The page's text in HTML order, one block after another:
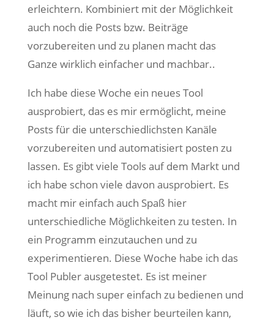
erleichtern. Kombiniert mit der Möglichkeit
auch noch die Posts bzw. Beiträge
vorzubereiten und zu planen macht das
Ganze wirklich einfacher und machbar..
Ich habe diese Woche ein neues Tool
ausprobiert, das es mir ermöglicht, meine
Posts für die unterschiedlichsten Kanäle
vorzubereiten und automatisiert posten zu
lassen. Es gibt viele Tools auf dem Markt und
ich habe schon viele davon ausprobiert. Es
macht mir einfach auch Spaß hier
unterschiedliche Möglichkeiten zu testen. In
ein Programm einzutauchen und zu
experimentieren. Diese Woche habe ich das
Tool Publer ausgetestet. Es ist meiner
Meinung nach super einfach zu bedienen und
läuft, so wie ich das bisher beurteilen kann,